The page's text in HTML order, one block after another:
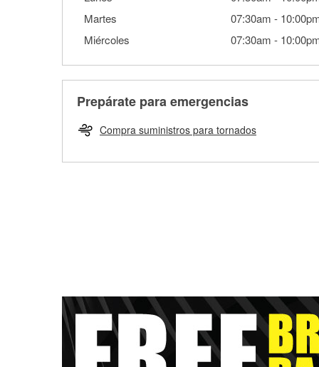
Martes
07:30am -
Miércoles
07:30am -
Prepárate para emergencias
Compra suministros para tornados